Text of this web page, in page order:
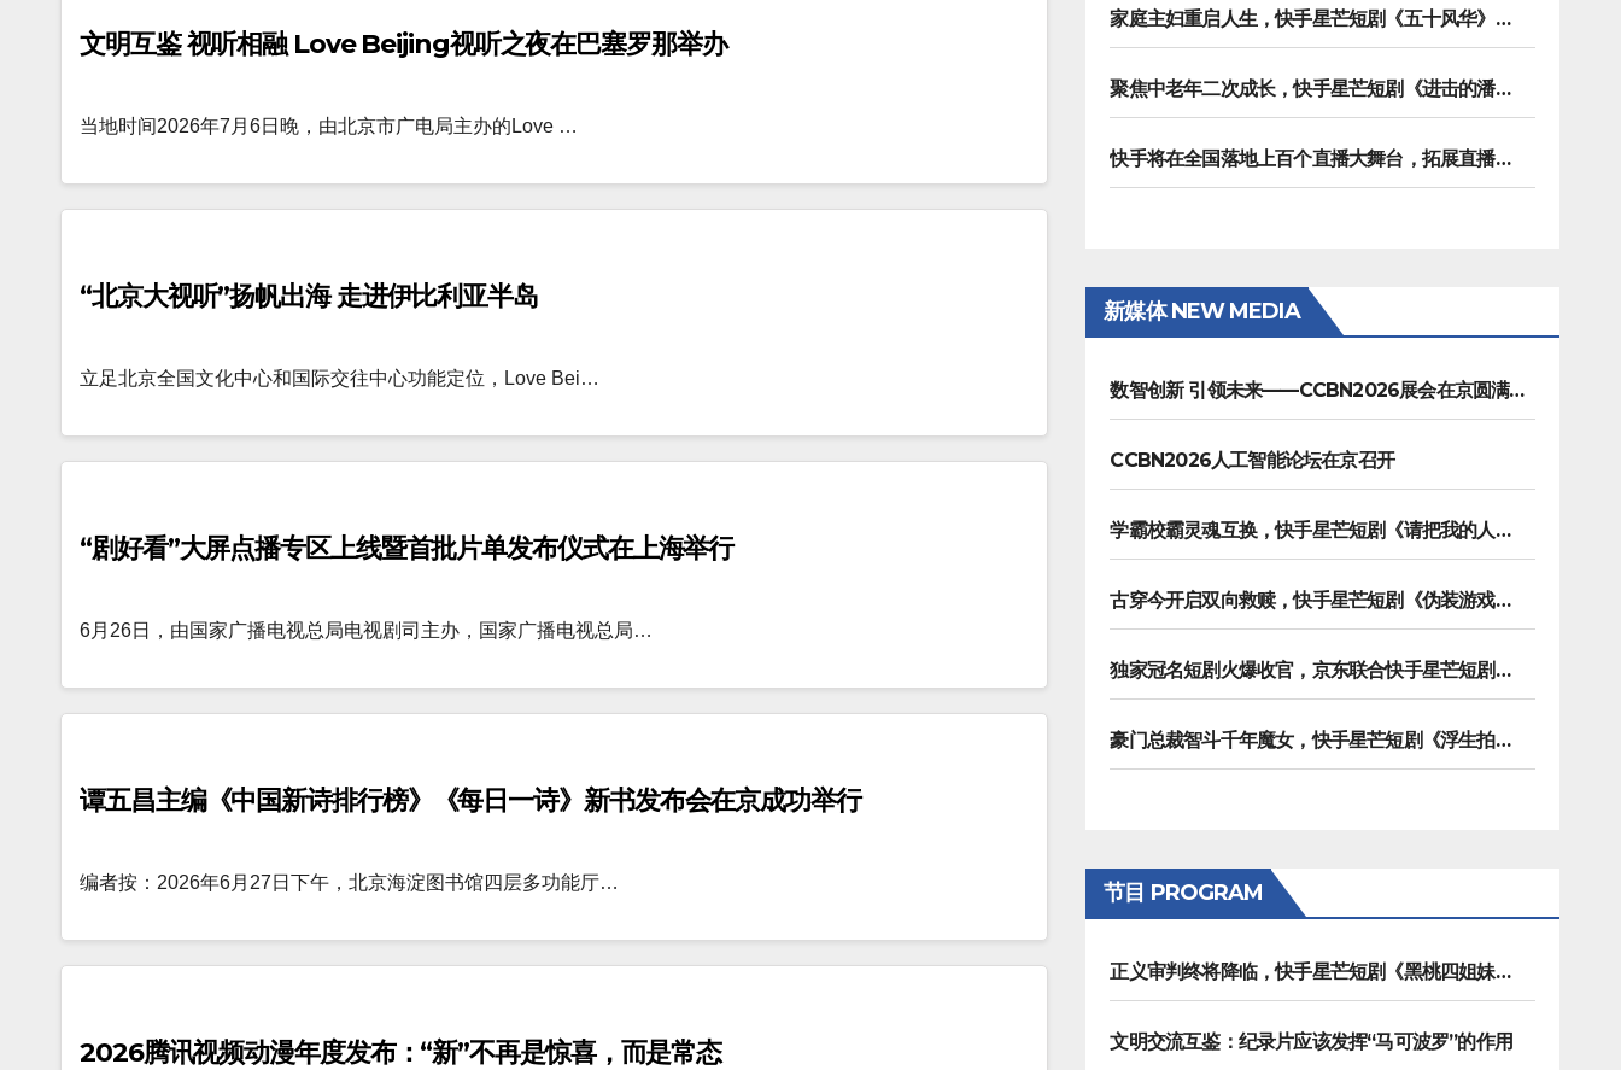
文明互鉴 视听相融 Love Beijing视听之夜在巴塞罗那举办
当地时间2026年7月6日晚，由北京市广电局主办的Love …
“北京大视听”扬帆出海 走进伊比利亚半岛
立足北京全国文化中心和国际交往中心功能定位，Love Bei…
“剧好看”大屏点播专区上线暨首批片单发布仪式在上海举行
6月26日，由国家广播电视总局电视剧司主办，国家广播电视总局…
谭五昌主编《中国新诗排行榜》《每日一诗》新书发布会在京成功举行
编者按：2026年6月27日下午，北京海淀图书馆四层多功能厅…
2026腾讯视频动漫年度发布：“新”不再是惊喜，而是常态
家庭主妇重启人生，快手星芒短剧《五十风华》上演中年大女主逆袭
聚焦中老年二次成长，快手星芒短剧《进击的潘叔》诠释银发力量
快手将在全国落地上百个直播大舞台，拓展直播夜经济生态
新媒体 NEW MEDIA
数智创新 引领未来——CCBN2026展会在京圆满闭幕
CCBN2026人工智能论坛在京召开
学霸校霸灵魂互换，快手星芒短剧《请把我的人设立住》笑泪齐飞
古穿今开启双向救赎，快手星芒短剧《伪装游戏》诠释热血青春友谊
独家冠名短剧火爆收官，京东联合快手星芒短剧打造双11营销范本
豪门总裁智斗千年魔女，快手星芒短剧《浮生拍卖行》奇幻元素拉满
节目 PROGRAM
正义审判终将降临，快手星芒短剧《黑桃四姐妹》彰显治愈内核
文明交流互鉴：纪录片应该发挥“马可波罗”的作用